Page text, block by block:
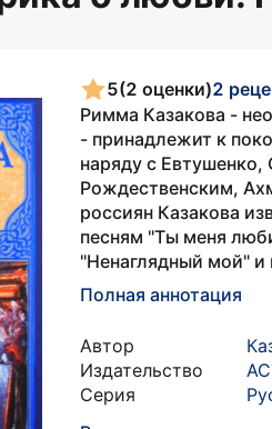
5(2 оценки)2
Римма Казакова -
- принадлежит к
наряду с
Рождественским,
россиян Казакова
песням "Ты меня
"Ненаглядный мой" и
Полная аннотация
Автор
Издательство
Серия